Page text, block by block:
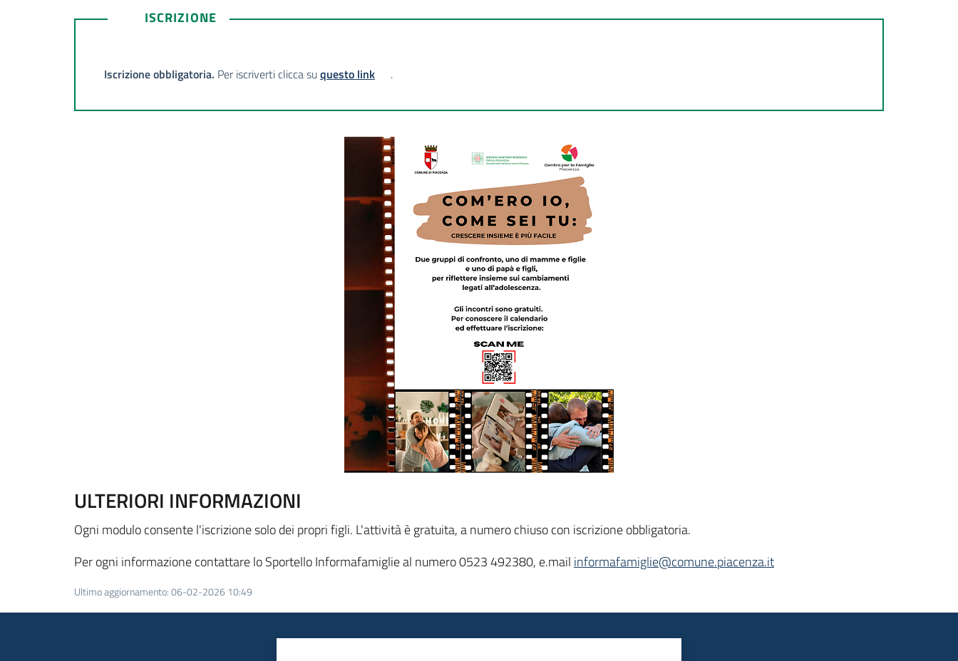
ISCRIZIONE
Iscrizione obbligatoria. Per iscriverti clicca suquesto link .
ULTERIORI INFORMAZIONI
Ogni modulo consente l'iscrizione solo dei propri figli. L'attività è gratuita, a numero chiuso con iscrizione obbligatoria.
Per ogni informazione contattare lo Sportello Informafamiglie al numero 0523 492380, e.mail informafamiglie@comune.piacenza.it
Ultimo aggiornamento:06-02-2026 10:49